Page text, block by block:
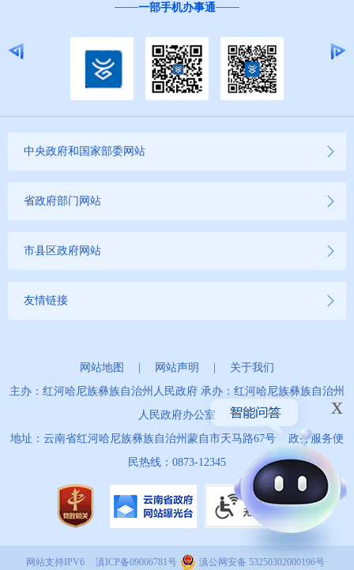
“互联网+督查”
中央政府和国家部委网站
省政府部门网站
市县区政府网站
友情链接
网站地图 网站声明
关于我们
主办：红河哈尼族彝族自治州人民政府 承办：红河哈尼族彝族自治州
人民政府办公室
地址：云南省红河哈尼族彝族自治州蒙自市天马路67号 政务服务便
民热线：0873-12345
x
网站支持IPV6 滇ICP备09006781号 滇公网安备 53250302000196号